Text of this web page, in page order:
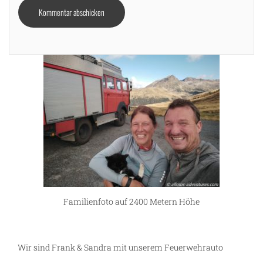
Familienfoto auf 2400 Metern Höhe
Wir sind Frank & Sandra mit unserem Feuerwehrauto